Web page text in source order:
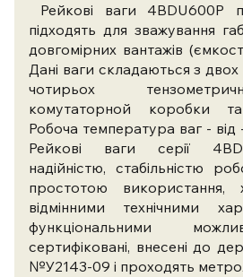
Рейкові ваги 4BDU600Р
підходять для зважування
довгомірних вантажів
Дані ваги складаються з
чотирьох
комутаторной коробки
Робоча температура ваг -
Рейкові ваги серії
надійністю, стабільністю
простотою використання,
відмінними технічними
функціональними
сертифіковані, внесені до
№У2143-09 і проходять